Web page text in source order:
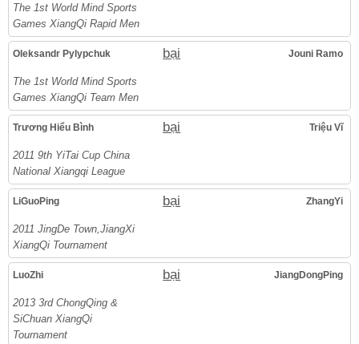
The 1st World Mind Sports
Games XiangQi Rapid Men
Oleksandr Pylypchuk bại Jouni Ramo
The 1st World Mind Sports
Games XiangQi Team Men
Trương Hiểu Bình bại Triệu Vĩ
2011 9th YiTai Cup China
National Xiangqi League
LiGuoPing bại ZhangYi
2011 JingDe Town,JiangXi
XiangQi Tournament
LuoZhi bại JiangDongPing
2013 3rd ChongQing &
SiChuan XiangQi
Tournament